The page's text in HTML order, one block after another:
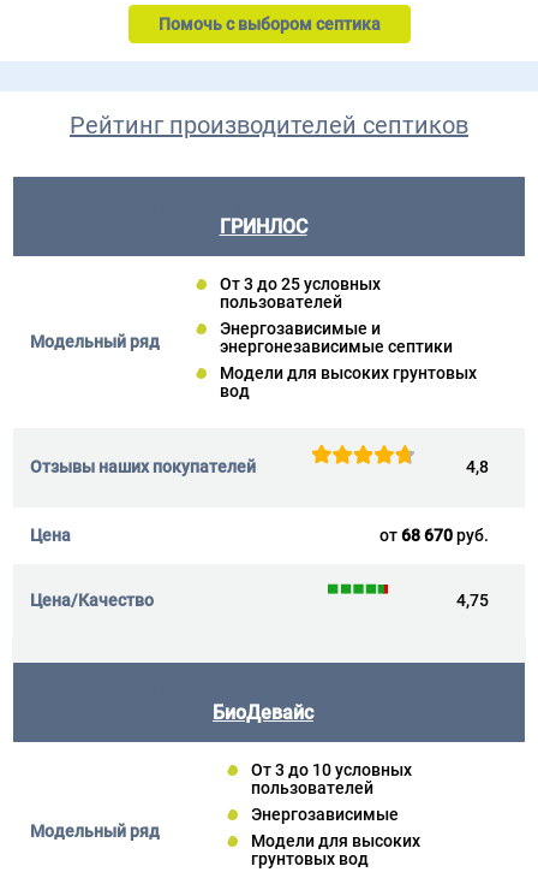
Помочь с выбором септика
Рейтинг производителей септиков
ГРИНЛОС
От 3 до 25 условных
пользователей
Энергозависимые и
энергонезависимые септики
Модели для высоких грунтовых
вод
4,8
от68 670руб.
4,75
БиоДевайс
От 3 до 10 условных
пользователей
Энергозависимые
Модели для высоких
грунтовых вод